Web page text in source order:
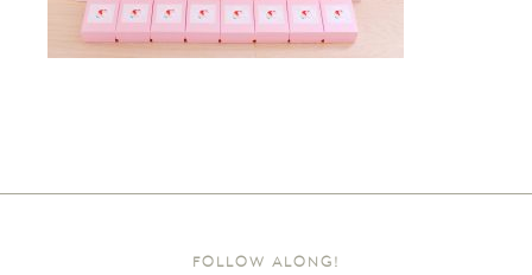
FOLLOW ALONG!